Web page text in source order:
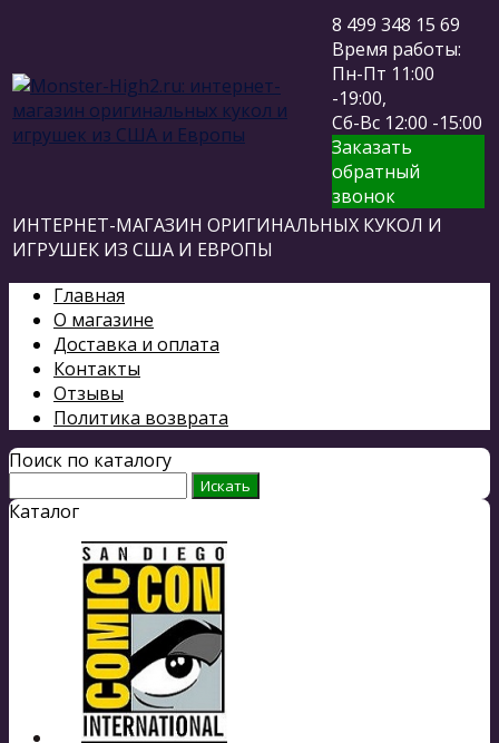
8 499 348 15 69
Время работы:
Пн-Пт 11:00
-19:00,
Сб-Вс 12:00 -15:00
Заказать
обратный
звонок
ИНТЕРНЕТ-МАГАЗИН ОРИГИНАЛЬНЫХ КУКОЛ И
ИГРУШЕК ИЗ США И ЕВРОПЫ
Главная
О магазине
Доставка и оплата
Контакты
Отзывы
Политика возврата
Поиск по каталогу
Каталог